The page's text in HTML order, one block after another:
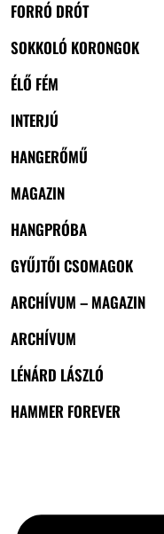
FORRÓ DRÓT
SOKKOLÓ KORONGOK
ÉLŐ FÉM
INTERJÚ
HANGERŐMŰ
MAGAZIN
HANGPRÓBA
GYŰJTŐI CSOMAGOK
ARCHÍVUM – MAGAZIN
ARCHÍVUM
LÉNÁRD LÁSZLÓ
HAMMER FOREVER